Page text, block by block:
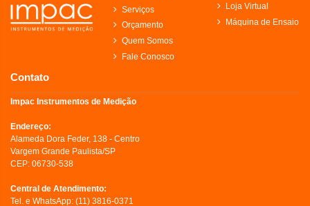
Serviços
Orçamento
Quem Somos
Fale Conosco
Loja Virtual
Máquina de Ensaio
Contato
Impac Instrumentos de Medição
Endereço:
Alameda Dora Feder, 138 - Centro
Vargem Grande Paulista/SP
CEP: 06730-538
Central de Atendimento:
Tel. e WhatsApp: (11) 3816-0371